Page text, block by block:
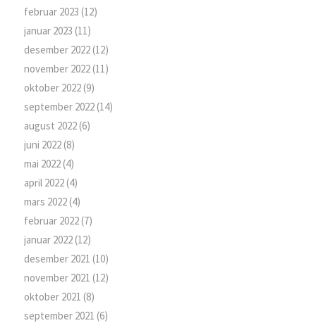
februar 2023 (12)
januar 2023 (11)
desember 2022(12)
november 2022(11)
oktober 2022(9)
september 2022(14)
august 2022(6)
juni 2022(8)
mai 2022(4)
april 2022(4)
mars 2022(4)
februar 2022(7)
januar 2022(12)
desember 2021 (10)
november 2021 (12)
oktober 2021 (8)
september 2021 (6)